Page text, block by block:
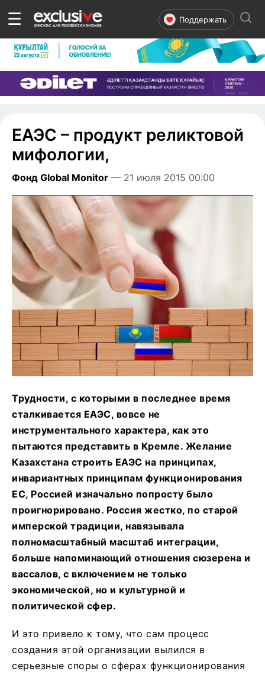
☰ Поддержать
ЕАЭС – продукт реликтовой
мифологии,
Фонд Global Monitor — 21 июля 2015 00:00
Трудности, с которыми в последнее время
сталкивается ЕАЭС, вовсе не
инструментального характера, как это
пытаются представить в Кремле. Желание
Казахстана строить ЕАЭС на принципах,
инвариантных принципам функционирования
ЕС, Россией изначально попросту было
проигнорировано. Россия жестко, по старой
имперской традиции, навязывала
полномасштабный масштаб интеграции,
больше напоминающий отношения сюзерена и
вассалов, с включением не только
экономической, но и культурной и
политической сфер.
И это привело к тому, что сам процесс
создания этой организации вылился в
серьезные споры о сферах функционирования